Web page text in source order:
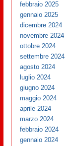
febbraio 2025
gennaio 2025
dicembre 2024
novembre 2024
ottobre 2024
settembre 2024
agosto 2024
luglio 2024
giugno 2024
maggio 2024
aprile 2024
marzo 2024
febbraio 2024
gennaio 2024